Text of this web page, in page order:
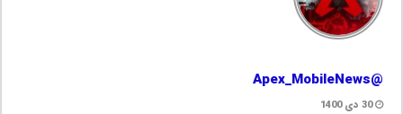
@Apex_MobileNews
30 دی 1400